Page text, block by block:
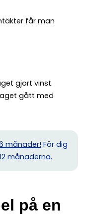
får man
gjort vinst.
gått med
månader! För dig
månaderna.
på en